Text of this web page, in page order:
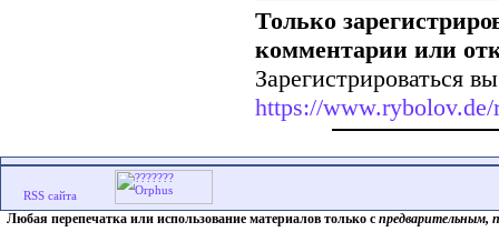
Только
комментарии или
Зарегистрироваться
https://www.rybolov.de/
Любая перепечатка или использование материалов только с предварительным,